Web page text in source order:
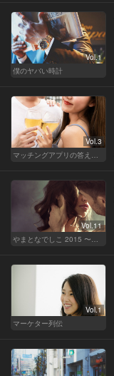
Vol.1
僕のヤバい時計
Vol.3
マッチングアプリの答えあわせ【Q】
Vol.11
やまとなでしこ 2015 〜極上の結婚〜
Vol.1
マーケター列伝